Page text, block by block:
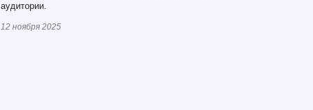
аудитории.
12 ноября 2025